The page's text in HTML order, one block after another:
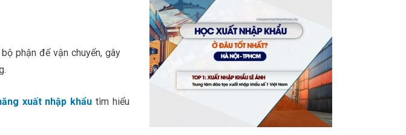
phận để vận chuyển, gây
xuất nhập khẩu tìm hiểu